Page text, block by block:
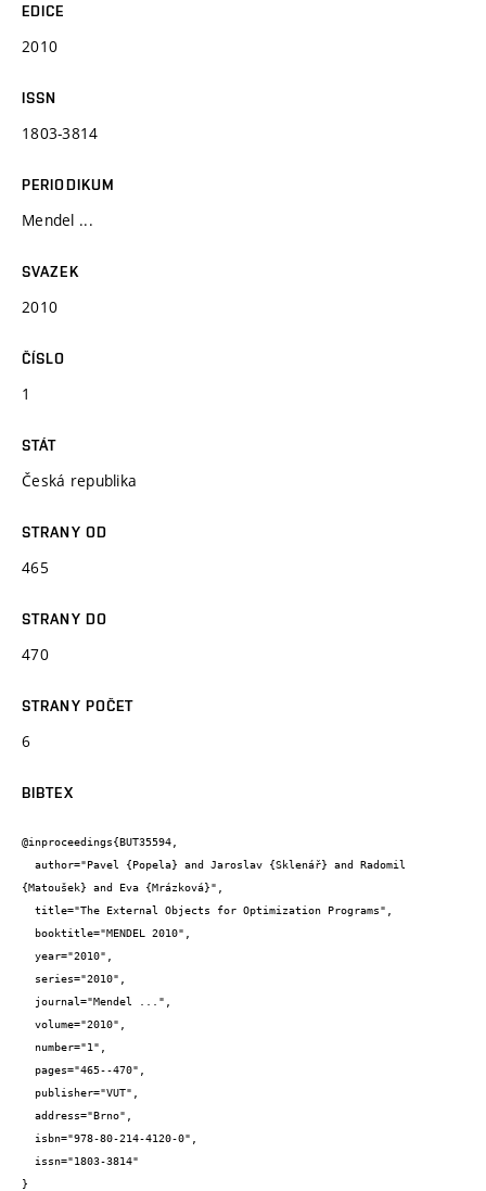
EDICE
2010
ISSN
1803-3814
PERIODIKUM
Mendel ...
SVAZEK
2010
ČÍSLO
1
STÁT
Česká republika
STRANY OD
465
STRANY DO
470
STRANY POČET
6
BIBTEX
@inproceedings{BUT35594,
{Matoušek} and Eva {Mrázková}",
}